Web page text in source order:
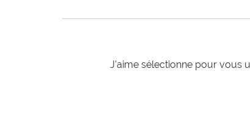
J'aime sélectionne pour vous